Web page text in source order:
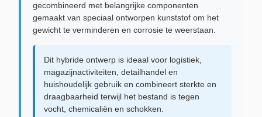
gecombineerd met belangrijke componenten
gemaakt van speciaal ontworpen kunststof om het
gewicht te verminderen en corrosie te weerstaan.
Dit hybride ontwerp is ideaal voor logistiek,
magazijnactiviteiten, detailhandel en
huishoudelijk gebruik en combineert sterkte en
draagbaarheid terwijl het bestand is tegen
vocht, chemicaliën en schokken.